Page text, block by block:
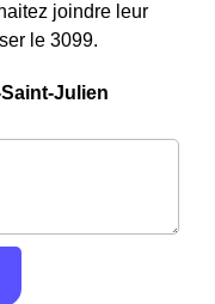
joindre leur
le 3099.
Julien